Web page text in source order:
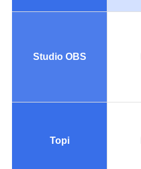
Studio OBS
Topi